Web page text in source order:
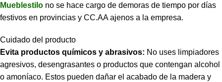
Mueblestilo no se hace cargo de demoras de tiempo por días
festivos en provincias y CC.AA ajenos a la empresa.
Cuidado del producto
Evita productos químicos y abrasivos: No uses limpiadores
agresivos, desengrasantes o productos que contengan alcohol
o amoníaco. Estos pueden dañar el acabado de la madera y